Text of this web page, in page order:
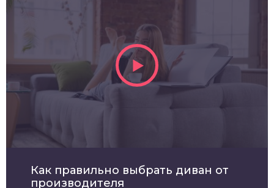
Как правильно выбрать диван от
производителя